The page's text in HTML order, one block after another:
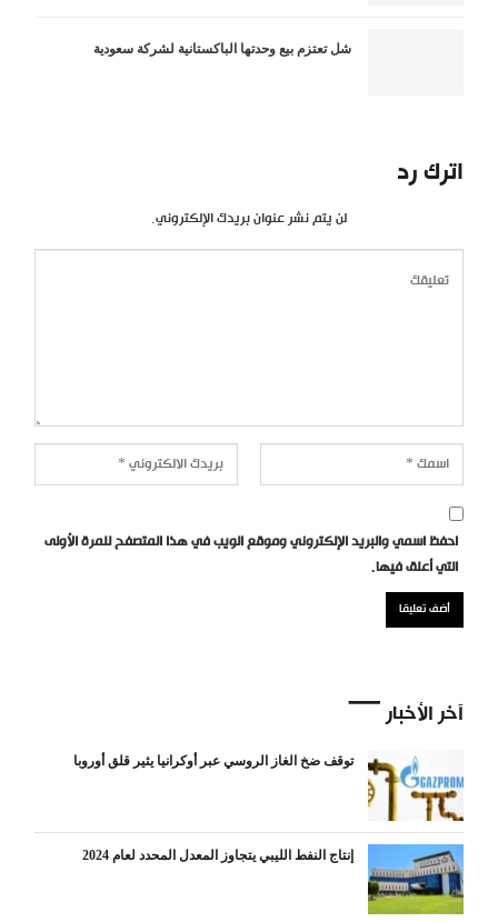
شل تعتزم بيع وحدتها الباكستانية لشركة سعودية
اترك رد
لن يتم نشر عنوان بريدك الإلكتروني.
احفظ اسمي والبريد الإلكتروني وموقع الويب في هذا المتصفح للمرة الأولى
التي أعلق فيها.
آخر الأخبار
توقف ضخ الغاز الروسي عبر أوكرانيا يثير قلق أوروبا
إنتاج النفط الليبي يتجاوز المعدل المحدد لعام 2024